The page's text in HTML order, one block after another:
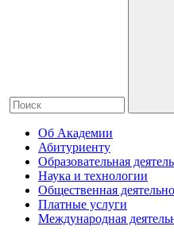
Об Академии
Абитуриенту
Образовательная
Наука и технологии
Общественная
Платные услуги
Международная